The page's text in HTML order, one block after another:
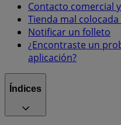
Contacto comercial
Tienda mal
Notificar un folleto
¿Encontraste un
aplicación?
Índices